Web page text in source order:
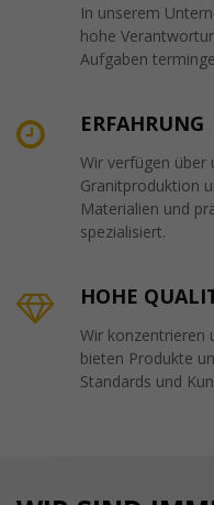
In unserem
hohe
Aufgaben
ERFAHRUNG
Wir verfügen über
Granitproduktion
Materialien und
spezialisiert.
HOHE
Wir konzentrieren
bieten Produkte
Standards und